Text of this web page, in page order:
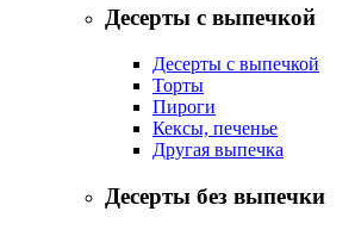
Десерты с выпечкой
Десерты с выпечкой
Торты
Пироги
Кексы, печенье
Другая выпечка
Десерты без выпечки